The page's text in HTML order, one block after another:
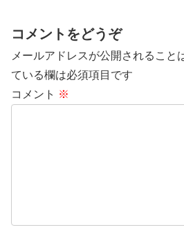
コメントをどうぞ
メールアドレスが公開されること
ている欄は必須項目です
コメント ※